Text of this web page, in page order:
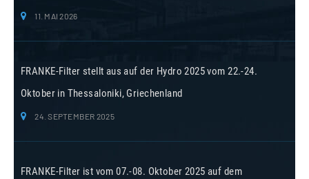
11. MAI 2026
FRANKE-Filter stellt aus auf der Hydro 2025 vom 22.-24.
Oktober in Thessaloniki, Griechenland
24. SEPTEMBER 2025
FRANKE-Filter ist vom 07.-08. Oktober 2025 auf dem